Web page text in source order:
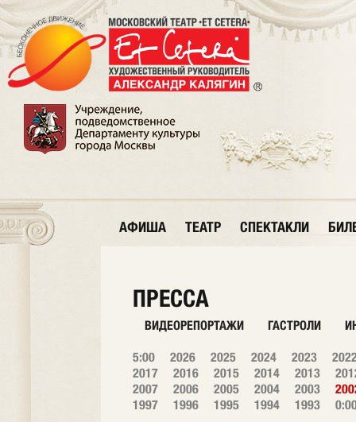
АФИША ТЕАТР СПЕКТАКЛИ
ПРЕССА
ВИДЕОРЕПОРТАЖИ ГАСТРОЛИ
5:00 2026 2025 2024 2023
2017
2016 2015 2014 2013
2007
2006 2005 2004 2003
1997
1996 1995 1994 1993